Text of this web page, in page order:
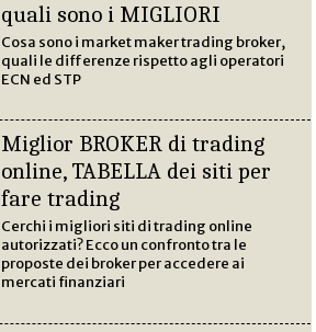
quali sono i MIGLIORI
Cosa sono i market maker trading broker,
quali le differenze rispetto agli operatori
ECN ed STP
Miglior BROKER di trading
online, TABELLA dei siti per
fare trading
Cerchi i migliori siti di trading online
autorizzati? Ecco un confronto tra le
proposte dei broker per accedere ai
mercati finanziari